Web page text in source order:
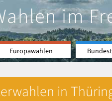
im
Europawahlen
in